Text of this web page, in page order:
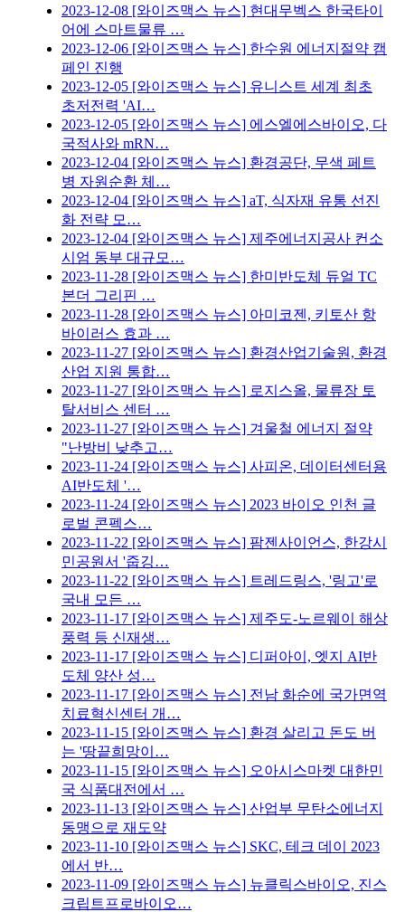
2023-12-08 [와이즈맥스 뉴스] 현대무벡스 한국타이
어에 스마트물류 …
2023-12-06 [와이즈맥스 뉴스] 한수원 에너지절약 캠
페인 진행
2023-12-05 [와이즈맥스 뉴스] 유니스트 세계 최초
초저전력 'AI…
2023-12-05 [와이즈맥스 뉴스] 에스엘에스바이오, 다
국적사와 mRN…
2023-12-04 [와이즈맥스 뉴스] 환경공단, 무색 페트
병 자원순환 체…
2023-12-04 [와이즈맥스 뉴스] aT, 식자재 유통 선진
화 전략 모…
2023-12-04 [와이즈맥스 뉴스] 제주에너지공사 컨소
시엄 동부 대규모…
2023-11-28 [와이즈맥스 뉴스] 한미반도체 듀얼 TC
본더 그리핀 …
2023-11-28 [와이즈맥스 뉴스] 아미코젠, 키토산 항
바이러스 효과 …
2023-11-27 [와이즈맥스 뉴스] 환경산업기술원, 환경
산업 지원 통합…
2023-11-27 [와이즈맥스 뉴스] 로지스올, 물류장 토
탈서비스 센터 …
2023-11-27 [와이즈맥스 뉴스] 겨울철 에너지 절약
"난방비 낮추고…
2023-11-24 [와이즈맥스 뉴스] 사피온, 데이터센터용
AI반도체 '…
2023-11-24 [와이즈맥스 뉴스] 2023 바이오 인천 글
로벌 콘펙스…
2023-11-22 [와이즈맥스 뉴스] 팜젠사이언스, 한강시
민공원서 '줍깅…
2023-11-22 [와이즈맥스 뉴스] 트레드링스, '링고'로
국내 모든 …
2023-11-17 [와이즈맥스 뉴스] 제주도-노르웨이 해상
풍력 등 신재생…
2023-11-17 [와이즈맥스 뉴스] 디퍼아이, 엣지 AI반
도체 양산 성…
2023-11-17 [와이즈맥스 뉴스] 전남 화순에 국가면역
치료혁신센터 개…
2023-11-15 [와이즈맥스 뉴스] 환경 살리고 돈도 버
는 '땅끝희망이…
2023-11-15 [와이즈맥스 뉴스] 오아시스마켓 대한민
국 식품대전에서 …
2023-11-13 [와이즈맥스 뉴스] 산업부 무탄소에너지
동맹으로 재도약
2023-11-10 [와이즈맥스 뉴스] SKC, 테크 데이 2023
에서 반…
2023-11-09 [와이즈맥스 뉴스] 뉴클릭스바이오, 진스
크립트프로바이오…